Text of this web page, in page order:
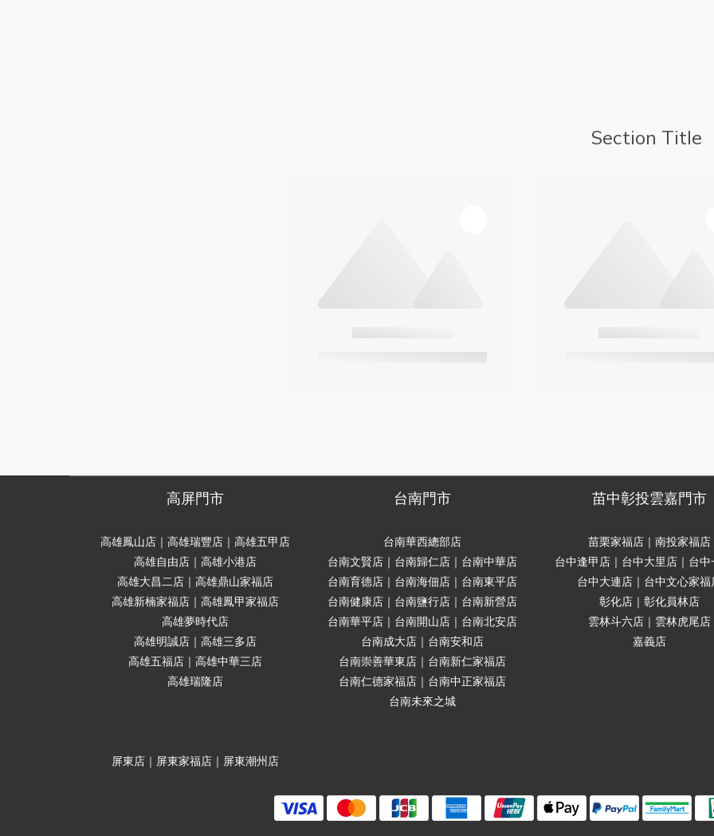
Section Title
高屏門市
高雄鳳山店｜高雄瑞豐店｜高雄五甲店
高雄自由店｜高雄小港店
高雄大昌二店｜高雄鼎山家福店
高雄新楠家福店｜高雄鳳甲家福店
高雄夢時代店
高雄明誠店｜高雄三多店
高雄五福店｜高雄中華三店
高雄瑞隆店
屏東店｜屏東家福店｜屏東潮州店
台南門市
台南華西總部店
台南文賢店｜台南歸仁店｜台南中華店
台南育德店｜台南海佃店｜台南東平店
台南健康店｜台南鹽行店｜台南新營店
台南華平店｜台南開山店｜台南北安店
台南成大店｜台南安和店
台南崇善華東店｜台南新仁家福店
台南仁德家福店｜台南中正家福店
台南未來之城
苗中彰投雲嘉門市
苗栗家福店｜南投家福店
台中逢甲店｜台中大里店｜台中
台中大連店｜台中文心家福
彰化店｜彰化員林店
雲林斗六店｜雲林虎尾店
嘉義店